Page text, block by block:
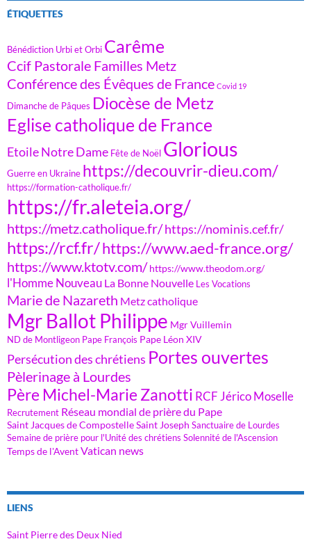
ÉTIQUETTES
Bénédiction Urbi et Orbi Carême
Ccif Pastorale Familles Metz
Conférence des Évêques de France Covid 19
Dimanche de Pâques Diocèse de Metz
Eglise catholique de France
Etoile Notre Dame Fête de Noël Glorious
Guerre en Ukraine https://decouvrir-dieu.com/
https://formation-catholique.fr/
https://fr.aleteia.org/
https://metz.catholique.fr/https://nominis.cef.fr/
https://rcf.fr/https://www.aed-france.org/
https://www.ktotv.com/ https://www.theodom.org/
l'Homme Nouveau La Bonne Nouvelle Les Vocations
Marie de Nazareth Metz catholique
Mgr Ballot Philippe Mgr Vuillemin
ND de Montligeon Pape François Pape Léon XIV
Persécution des chrétiens Portes ouvertes
Pèlerinage à Lourdes
Père Michel-Marie Zanotti RCF Jérico Moselle
Recrutement Réseau mondial de prière du Pape
Saint Jacques de CompostelleSaint Joseph Sanctuaire de Lourdes
Semaine de prière pour l'Unité des chrétiens Solennité de l'Ascension
Temps de l'AventVatican news
LIENS
Saint Pierre des Deux Nied